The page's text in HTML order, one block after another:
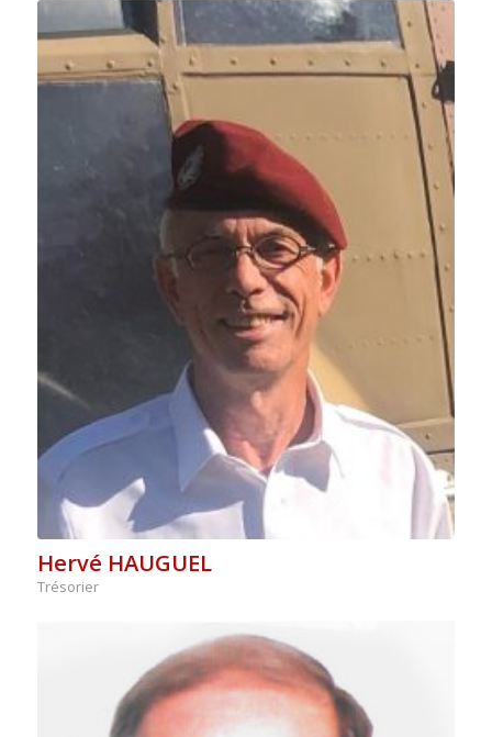
Hervé HAUGUEL
Trésorier